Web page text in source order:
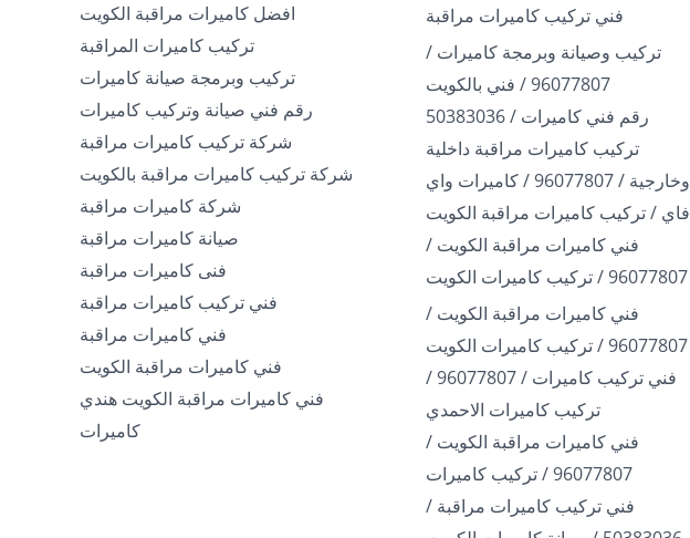
فني تركيب كاميرات مراقبة
تركيب وصيانة وبرمجة كاميرات /
96077807 / فني بالكويت
رقم فني كاميرات / 50383036
تركيب كاميرات مراقبة داخلية
وخارجية / 96077807 / كاميرات واي
فاي / تركيب كاميرات مراقبة الكويت
فني كاميرات مراقبة الكويت /
96077807 / تركيب كاميرات الكويت
فني كاميرات مراقبة الكويت /
96077807 / تركيب كاميرات الكويت
فني تركيب كاميرات / 96077807 /
تركيب كاميرات الاحمدي
فني كاميرات مراقبة الكويت /
96077807 / تركيب كاميرات
فني تركيب كاميرات مراقبة /
افضل كاميرات مراقبة الكويت
تركيب كاميرات المراقبة
تركيب وبرمجة صيانة كاميرات
رقم فني صيانة وتركيب كاميرات
شركة تركيب كاميرات مراقبة
شركة تركيب كاميرات مراقبة بالكويت
شركة كاميرات مراقبة
صيانة كاميرات مراقبة
فنى كاميرات مراقبة
فني تركيب كاميرات مراقبة
فني كاميرات مراقبة
فني كاميرات مراقبة الكويت
فني كاميرات مراقبة الكويت هندي
كاميرات